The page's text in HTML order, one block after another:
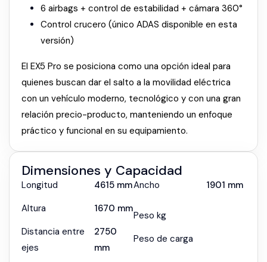
6 airbags + control de estabilidad + cámara 360°
Control crucero (único ADAS disponible en esta
versión)
El EX5 Pro se posiciona como una opción ideal para
quienes buscan dar el salto a la movilidad eléctrica
con un vehículo moderno, tecnológico y con una gran
relación precio-producto, manteniendo un enfoque
práctico y funcional en su equipamiento.
Dimensiones y Capacidad
Longitud
4615 mm
Altura
1670 mm
Distancia entre
ejes
2750
mm
Ancho 1901 mm
Peso kg
Peso de carga